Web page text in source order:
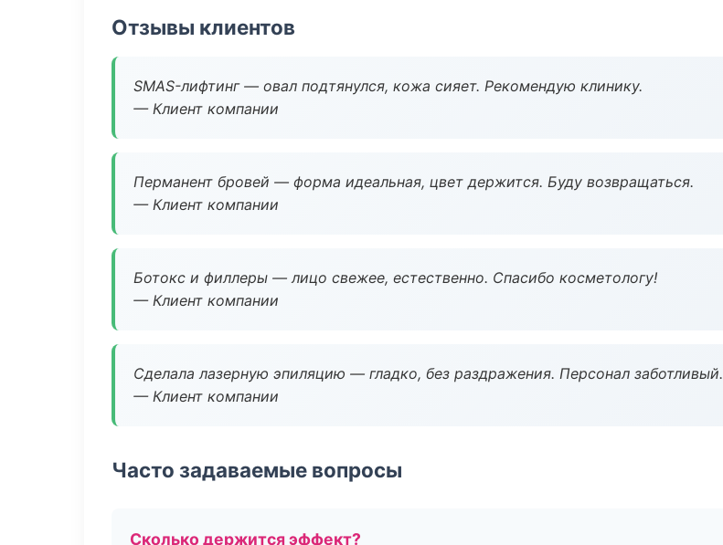
Отзывы клиентов
SMAS-лифтинг — овал подтянулся, кожа сияет. Рекомендую клинику.
— Клиент компании
Перманент бровей — форма идеальная, цвет держится. Буду возвращаться.
— Клиент компании
Ботокс и филлеры — лицо свежее, естественно. Спасибо косметологу!
— Клиент компании
Сделала лазерную эпиляцию — гладко, без раздражения. Персонал заботливый.
— Клиент компании
Часто задаваемые вопросы
Сколько держится эффект?